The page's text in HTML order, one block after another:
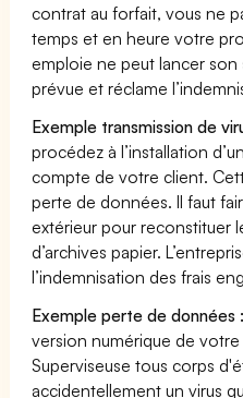
contrat au forfait, vous ne
temps et en heure votre
emploie ne peut lancer son
prévue et réclame
Exemple transmission de
procédez à l’installation
compte de votre client.
perte de données. Il faut
extérieur pour reconstituer
d’archives papier.
l’indemnisation des frais
Exemple perte de données :
version numérique de
Superviseuse tous corps
accidentellement un virus